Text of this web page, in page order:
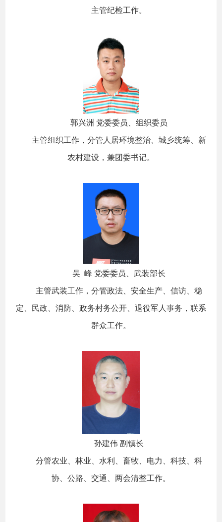
主管纪检工作。
郭兴洲 党委委员、组织委员
主管组织工作，分管人居环境整治、城乡统筹、新
农村建设，兼团委书记。
吴 峰 党委委员、武装部长
主管武装工作，分管政法、安全生产、信访、稳
定、民政、消防、政务村务公开、退役军人事务，联系
群众工作。
孙建伟 副镇长
分管农业、林业、水利、畜牧、电力、科技、科
协、公路、交通、两会清整工作。